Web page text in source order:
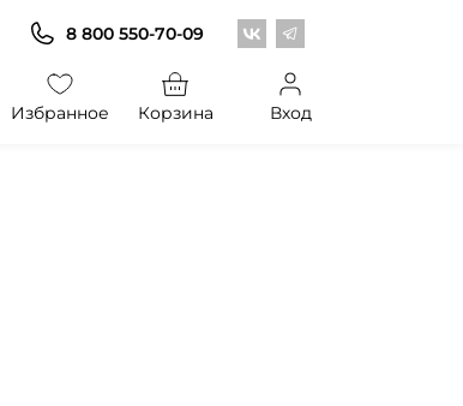
Центр обоев во
Центр обоев в
8 800 550-70-09
Избранное Корзина Вход